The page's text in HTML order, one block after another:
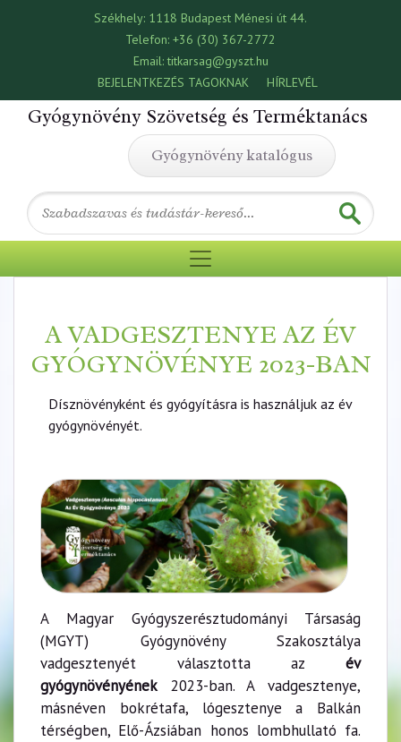
Székhely: 1118 Budapest Ménesi út 44.
Telefon: +36 (30) 367-2772
Email:titkarsag@gyszt.hu
BEJELENTKEZÉS TAGOKNAK
HÍRLEVÉL
Gyógynövény Szövetség és Terméktanács
Gyógynövény katalógus
A VADGESZTENYE AZ ÉV
GYÓGYNÖVÉNYE 2023-BAN
Dísznövényként és gyógyításra is használjuk az év
gyógynövényét.
A Magyar Gyógyszerésztudományi Társaság
(MGYT) Gyógynövény Szakosztálya
vadgesztenyét választotta az év
gyógynövényének2023-ban. A vadgesztenye,
másnéven bokrétafa, lógesztenye a Balkán
térségben, Elő-Ázsiában honos lombhullató fa.